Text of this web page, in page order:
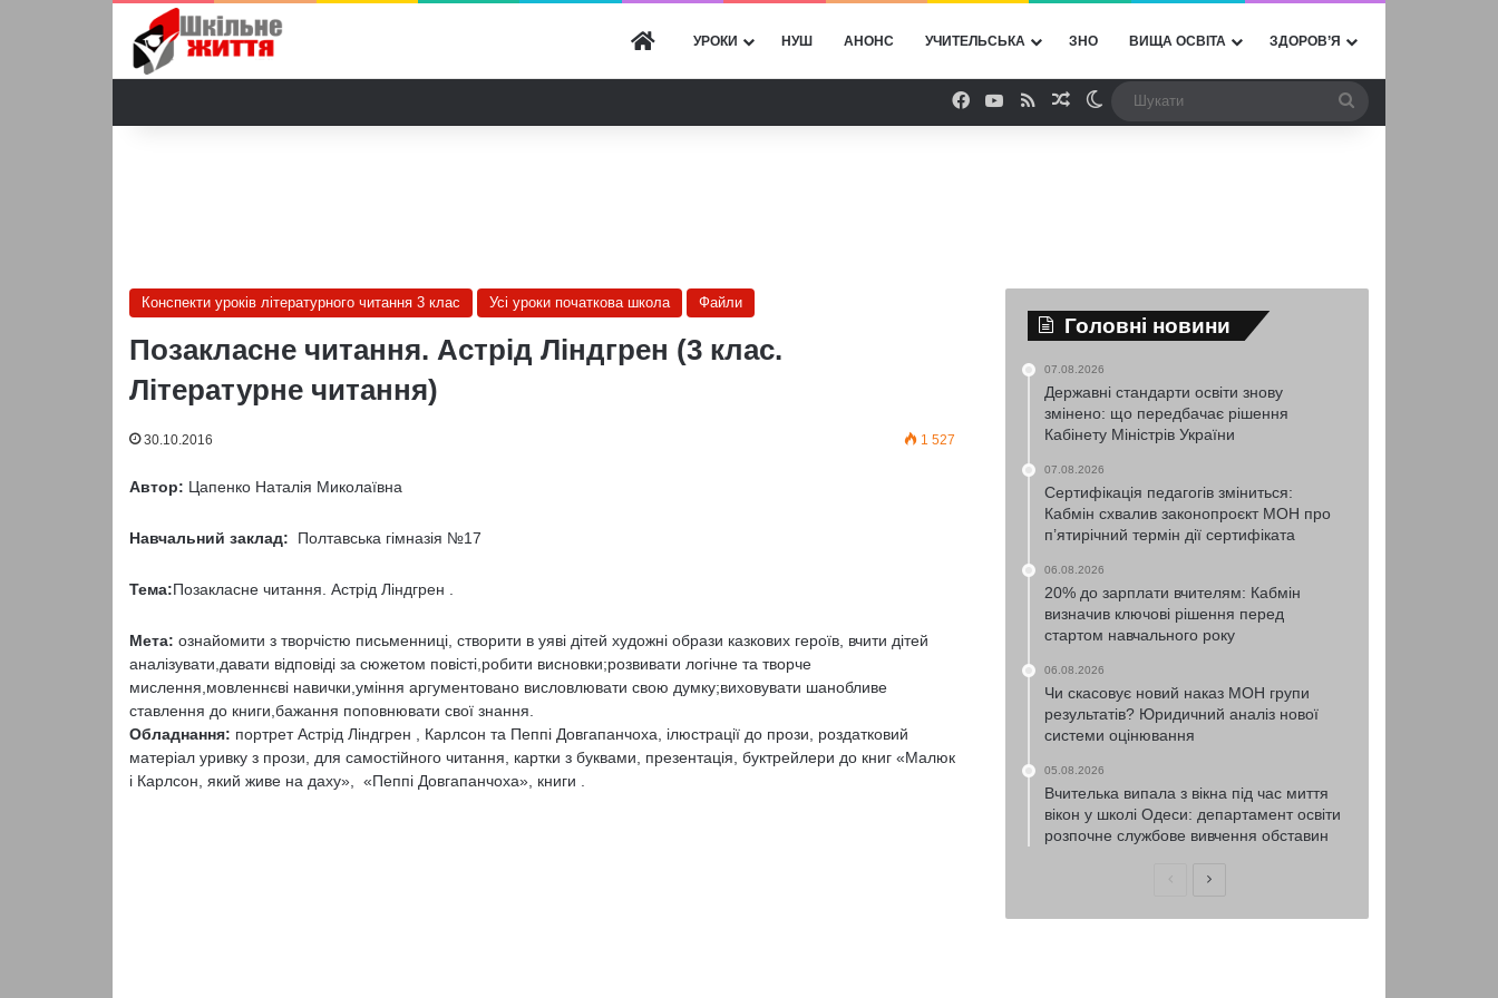
ГОЛОВНА
УРОКИ НУШ АНОНС УЧИТЕЛЬСЬКА ЗНО ВИЩА ОСВІТА ЗДОРОВ’Я
Facebook
YouTube
RSSВипадкова стаття
Switch skin
Конспекти уроків літературного читання 3 клас Усі уроки початкова школа Файли
Позакласне читання. Астрід Ліндгрен (3 клас.
Літературне читання)
30.10.2016 1 527
Автор: Цапенко Наталія Миколаївна
Навчальний заклад: Полтавська гімназія №17
Тема:Позакласне читання. Астрід Ліндгрен .
Мета: ознайомити з творчістю письменниці, створити в уяві дітей художні образи казкових героїв, вчити дітей
аналізувати,давати відповіді за сюжетом повісті,робити висновки;розвивати логічне та творче
мислення,мовленнєві навички,уміння аргументовано висловлювати свою думку;виховувати шанобливе
ставлення до книги,бажання поповнювати свої знання.
Обладнання: портрет Астрід Ліндгрен , Карлсон та Пеппі Довгапанчоха, ілюстрації до прози, роздатковий
матеріал уривку з прози, для самостійного читання, картки з буквами, презентація, буктрейлери до книг «Малюк
і Карлсон, який живе на даху», «Пеппі Довгапанчоха», книги .
Головні новини
07.08.2026
Державні стандарти освіти знову
змінено: що передбачає рішення
Кабінету Міністрів України
07.08.2026
Сертифікація педагогів зміниться:
Кабмін схвалив законопроєкт МОН про
п’ятирічний термін дії сертифіката
06.08.2026
20% до зарплати вчителям: Кабмін
визначив ключові рішення перед
стартом навчального року
06.08.2026
Чи скасовує новий наказ МОН групи
результатів? Юридичний аналіз нової
системи оцінювання
05.08.2026
Вчителька випала з вікна під час миття
вікон у школі Одеси: департамент освіти
розпочне службове вивчення обставин
ПопередняНаступна